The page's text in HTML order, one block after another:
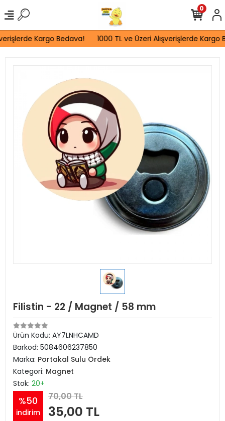
Kargo Bedava! 1000 TL ve Üzeri Alışverişlerde Kargo
0
Filistin - 22 / Magnet / 58 mm
Ürün Kodu: AY7LNHCAMD
Barkod: 5084606237850
Marka: Portakal Sulu Ördek
Kategori: Magnet
Stok: 20+
%50
indirim
70,00 TL
35,00 TL